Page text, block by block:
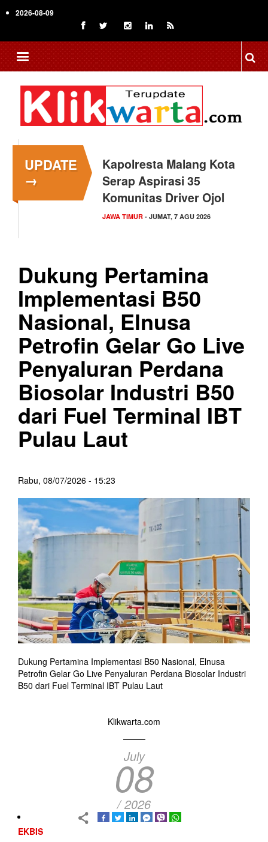
to
content
2026-08-09
UPDATE
→
Kapolresta Malang Kota
Serap Aspirasi 35
Komunitas Driver Ojol
JAWA TIMUR - JUMAT, 7 AGU 2026
Dukung Pertamina
Implementasi B50
Nasional, Elnusa
Petrofin Gelar Go Live
Penyaluran Perdana
Biosolar Industri B50
dari Fuel Terminal IBT
Pulau Laut
Rabu, 08/07/2026 - 15:23
Dukung Pertamina Implementasi B50 Nasional, Elnusa
Petrofin Gelar Go Live Penyaluran Perdana Biosolar Industri
B50 dari Fuel Terminal IBT Pulau Laut
Klikwarta.com
July
08
/ 2026
EKBIS